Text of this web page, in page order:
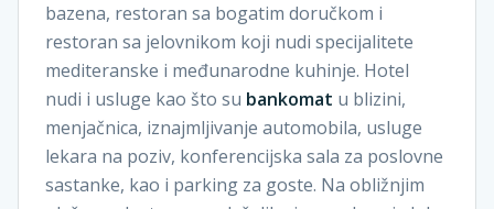
bazena, restoran sa bogatim doručkom i
restoran sa jelovnikom koji nudi specijalitete
mediteranske i međunarodne kuhinje. Hotel
nudi i usluge kao što su bankomat u blizini,
menjačnica, iznajmljivanje automobila, usluge
lekara na poziv, konferencijska sala za poslovne
sastanke, kao i parking za goste. Na obližnjim